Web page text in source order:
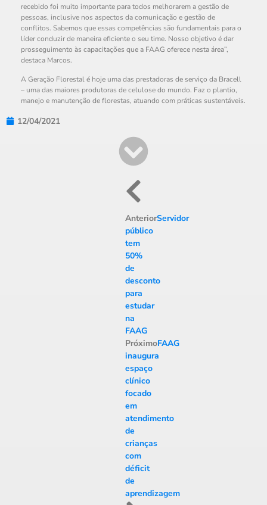
recebido foi muito importante para todos melhorarem a gestão de
pessoas, inclusive nos aspectos da comunicação e gestão de
conflitos. Sabemos que essas competências são fundamentais para o
líder conduzir de maneira eficiente o seu time. Nosso objetivo é dar
prosseguimento às capacitações que a FAAG oferece nesta área”,
destaca Marcos.
A Geração Florestal é hoje uma das prestadoras de serviço da Bracell
– uma das maiores produtoras de celulose do mundo. Faz o plantio,
manejo e manutenção de florestas, atuando com práticas sustentáveis.
12/04/2021
AnteriorServidor
público
tem
50%
de
desconto
para
estudar
na
FAAG
PróximoFAAG
inaugura
espaço
clínico
focado
em
atendimento
de
crianças
com
déficit
de
aprendizagem